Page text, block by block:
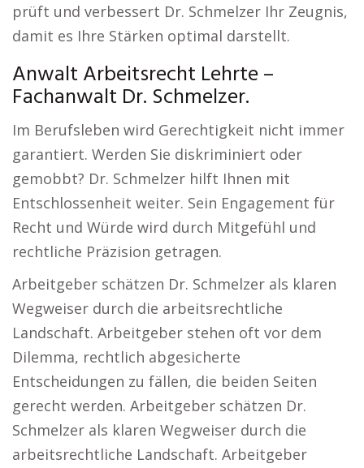
prüft und verbessert Dr. Schmelzer Ihr Zeugnis,
damit es Ihre Stärken optimal darstellt.
Anwalt Arbeitsrecht Lehrte –
Fachanwalt Dr. Schmelzer.
Im Berufsleben wird Gerechtigkeit nicht immer
garantiert. Werden Sie diskriminiert oder
gemobbt? Dr. Schmelzer hilft Ihnen mit
Entschlossenheit weiter. Sein Engagement für
Recht und Würde wird durch Mitgefühl und
rechtliche Präzision getragen.
Arbeitgeber schätzen Dr. Schmelzer als klaren
Wegweiser durch die arbeitsrechtliche
Landschaft. Arbeitgeber stehen oft vor dem
Dilemma, rechtlich abgesicherte
Entscheidungen zu fällen, die beiden Seiten
gerecht werden. Arbeitgeber schätzen Dr.
Schmelzer als klaren Wegweiser durch die
arbeitsrechtliche Landschaft. Arbeitgeber